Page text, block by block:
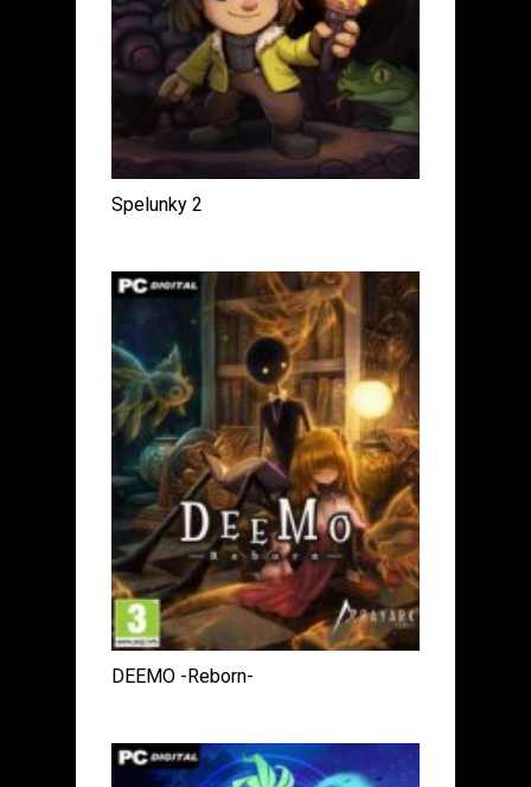
Spelunky 2
DEEMO -Reborn-